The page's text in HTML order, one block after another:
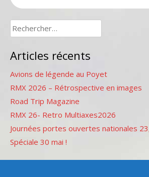
Rechercher :
Articles récents
Avions de légende au Poyet
RMX 2026 – Rétrospective en images
Road Trip Magazine
RMX 26- Retro Multiaxes2026
Journées portes ouvertes nationales
Spéciale 30 mai !